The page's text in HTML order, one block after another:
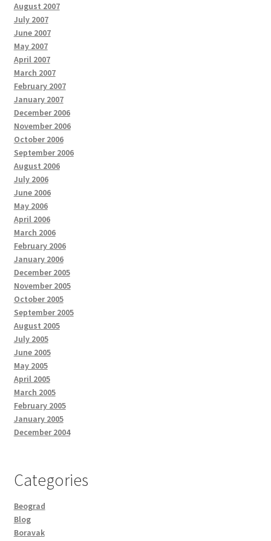
August 2007
July 2007
June 2007
May 2007
April 2007
March 2007
February 2007
January 2007
December 2006
November 2006
October 2006
September 2006
August 2006
July 2006
June 2006
May 2006
April 2006
March 2006
February 2006
January 2006
December 2005
November 2005
October 2005
September 2005
August 2005
July 2005
June 2005
May 2005
April 2005
March 2005
February 2005
January 2005
December 2004
Categories
Beograd
Blog
Boravak